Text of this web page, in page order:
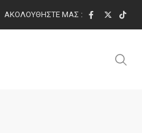
ΑΚΟΛΟΥΘΉΣΤΕ ΜΑΣ :